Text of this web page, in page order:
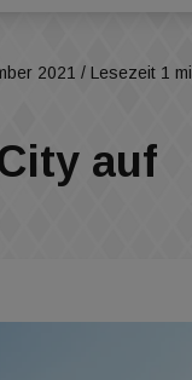
2021 / Lesezeit 1
auf